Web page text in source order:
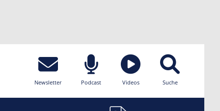
Newsletter Podcast Videos Suche